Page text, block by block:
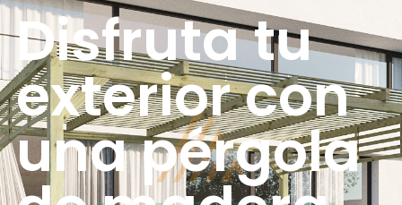
Disfruta tu
exterior con
una pérgola